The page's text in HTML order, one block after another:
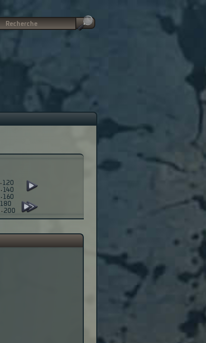
·
120
·
140
·
160
180
· 200